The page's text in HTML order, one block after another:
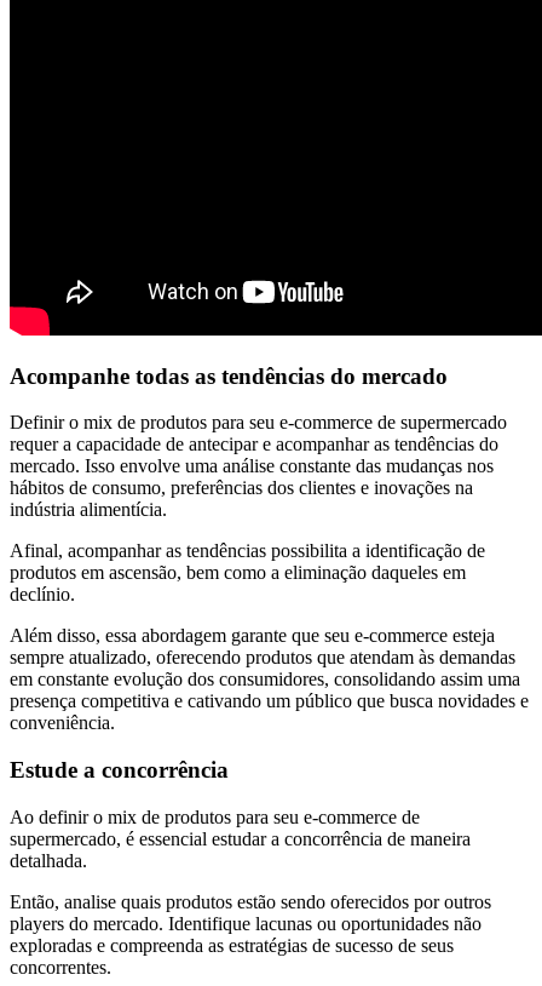
Acompanhe todas as tendências do mercado
Definir o mix de produtos para seu e-commerce de supermercado
requer a capacidade de antecipar e acompanhar as tendências do
mercado. Isso envolve uma análise constante das mudanças nos
hábitos de consumo, preferências dos clientes e inovações na
indústria alimentícia.
Afinal, acompanhar as tendências possibilita a identificação de
produtos em ascensão, bem como a eliminação daqueles em
declínio.
Além disso, essa abordagem garante que seu e-commerce esteja
sempre atualizado, oferecendo produtos que atendam às demandas
em constante evolução dos consumidores, consolidando assim uma
presença competitiva e cativando um público que busca novidades e
conveniência.
Estude a concorrência
Ao definir o mix de produtos para seu e-commerce de
supermercado, é essencial estudar a concorrência de maneira
detalhada.
Então, analise quais produtos estão sendo oferecidos por outros
players do mercado. Identifique lacunas ou oportunidades não
exploradas e compreenda as estratégias de sucesso de seus
concorrentes.